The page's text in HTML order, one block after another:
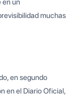
un
muchas
en segundo
en el Diario Oficial,